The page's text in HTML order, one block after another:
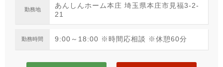
勤務地
あんしんホーム本庄 埼玉県本庄市見福3-2-
21
勤務時間 9:00～18:00 ※時間応相談 ※休憩60分